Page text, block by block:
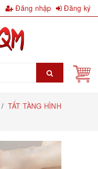
Đăng nhập Đăng ký
/ TẤT TÀNG HÌNH